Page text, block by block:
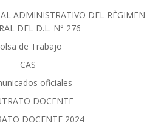
ADMINISTRATIVO DEL RÈGIMEN
DEL D.L. N° 276
de Trabajo
CAS
oficiales
DOCENTE
DOCENTE 2024